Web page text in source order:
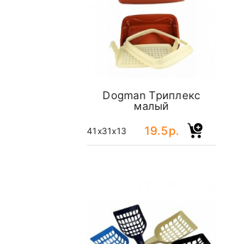
Dogman Триплекс
малый
41x31x13 19.5р.